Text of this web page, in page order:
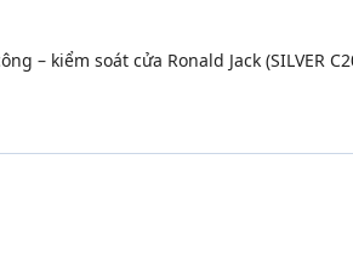
– kiểm soát cửa Ronald Jack (SILVER